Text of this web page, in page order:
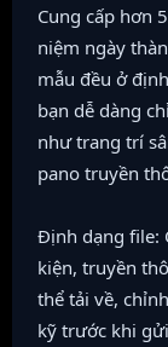
Cung cấp hơn
niệm ngày
mẫu đều ở
bạn dễ dàng
như trang trí
pano truyền
Định dạng file:
kiện, truyền
thể tải về,
kỹ trước khi